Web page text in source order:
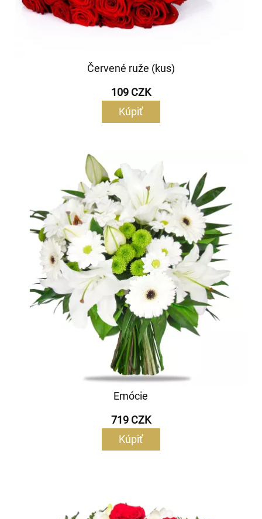
Červené ruže (kus)
109 CZK
Kúpiť
Emócie
719 CZK
Kúpiť